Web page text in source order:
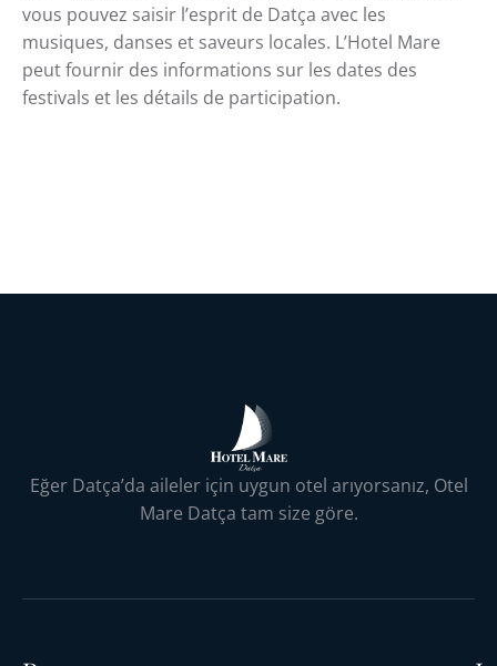
vous pouvez saisir l’esprit de Datça avec les
musiques, danses et saveurs locales. L’Hotel Mare
peut fournir des informations sur les dates des
festivals et les détails de participation.
Eğer Datça’da aileler için uygun otel arıyorsanız, Otel
Mare Datça tam size göre.